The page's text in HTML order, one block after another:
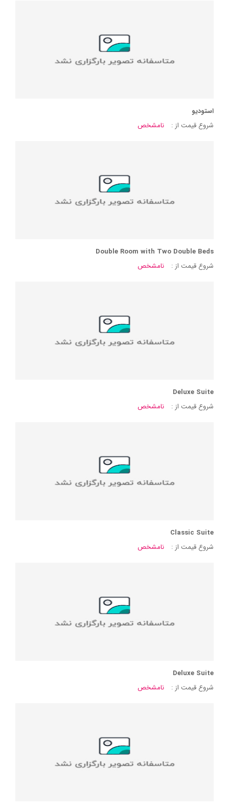
استودیو
شروع قیمت از :
نامشخص
Double Room with Two Double Beds
شروع قیمت از :
نامشخص
Deluxe Suite
شروع قیمت از :
نامشخص
Classic Suite
شروع قیمت از :
نامشخص
Deluxe Suite
شروع قیمت از :
نامشخص